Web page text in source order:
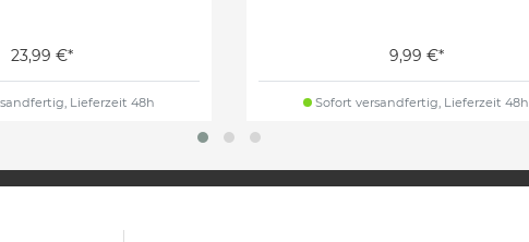
23,99 €*
Lieferzeit 48h
9,99 €*
Sofort versandfertig, Lieferzeit 48h